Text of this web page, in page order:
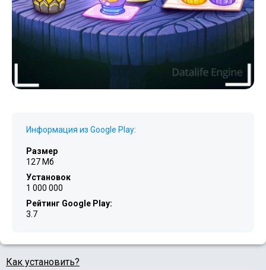
Информация из Google Play:
Размер
127 Мб
Установок
1 000 000
Рейтинг Google Play:
3.7
Как установить?